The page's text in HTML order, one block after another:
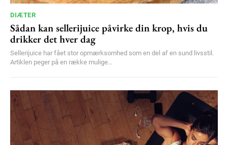
DIÆTER
Sådan kan sellerijuice påvirke din krop, hvis du
drikker det hver dag
Sellerijuice har fået stor opmærksomhed som en del af en sund livsstil.
Artiklen peger på en række mulige...